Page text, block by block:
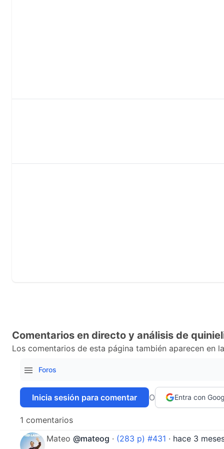
Comentarios en directo y análisis de
Los comentarios de esta página también aparecen en
Foros
Inicia sesión para comentar O Entra con
1 comentarios
Mateo @mateog · (283 p) #431 · hace 3